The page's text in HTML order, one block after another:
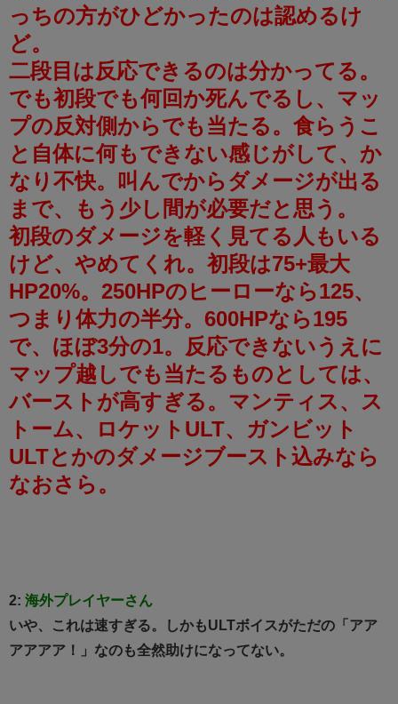
っちの方がひどかったのは認めるけ
ど。
二段目は反応できるのは分かってる。
でも初段でも何回か死んでるし、マッ
プの反対側からでも当たる。食らうこ
と自体に何もできない感じがして、か
なり不快。叫んでからダメージが出る
まで、もう少し間が必要だと思う。
初段のダメージを軽く見てる人もいる
けど、やめてくれ。初段は75+最大
HP20%。250HPのヒーローなら125、
つまり体力の半分。600HPなら195
で、ほぼ3分の1。反応できないうえに
マップ越しでも当たるものとしては、
バーストが高すぎる。マンティス、ス
トーム、ロケットULT、ガンビット
ULTとかのダメージブースト込みなら
なおさら。
2: 海外プレイヤーさん
いや、これは速すぎる。しかもULTボイスがただの「アア
アアアア！」なのも全然助けになってない。